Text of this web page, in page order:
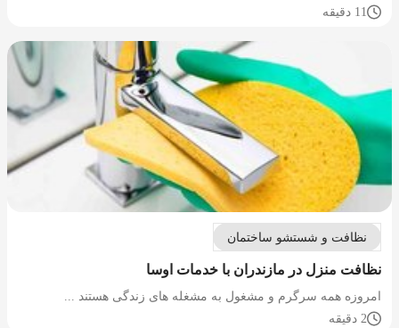
11 دقیقه
نظافت و شستشو ساختمان
نظافت منزل در مازندران با خدمات اوسا
امروزه همه سرگرم و مشغول به مشغله های زندگی هستند ...
2 دقیقه